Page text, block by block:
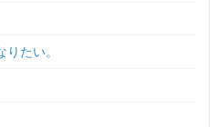
たい。